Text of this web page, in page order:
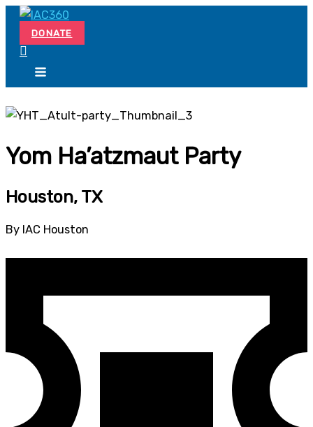
Skip
content
DONATE
Yom Ha’atzmaut Party
Houston, TX
By IAC Houston
Search...